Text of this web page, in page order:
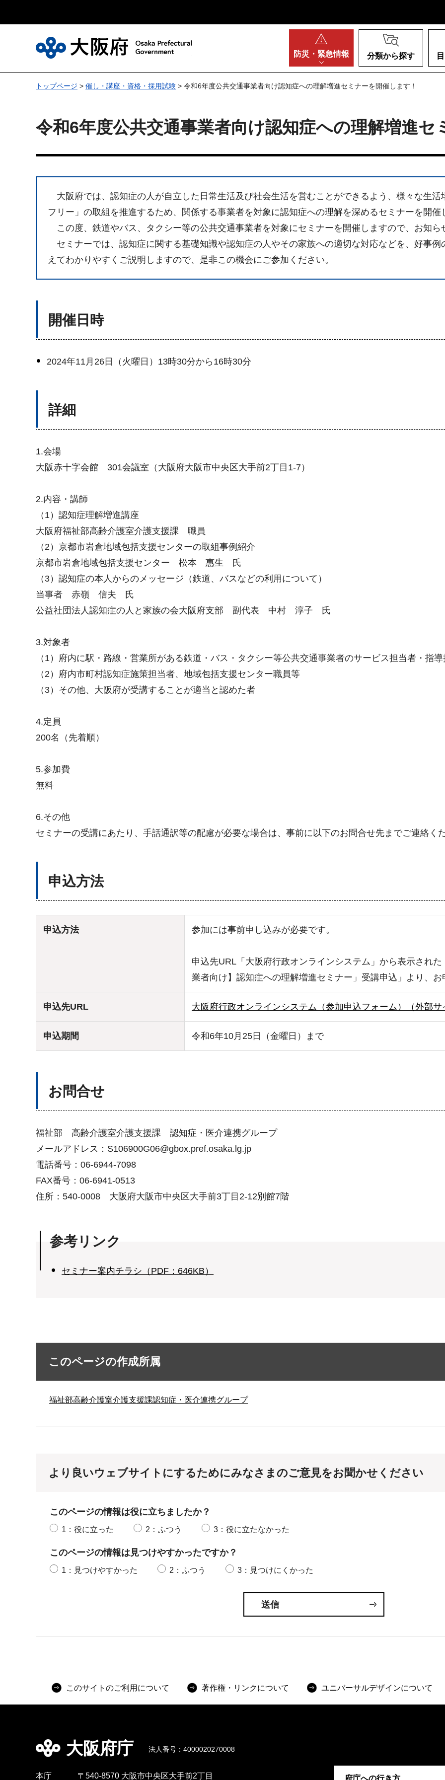
防災・ 緊急情報 分類から探す
トップページ > 催し・講座・資格・採用試験 > 令和6年度公共交通事業者向け認知症への理解増進セミナーを開催します！
令和6年度公共交通事業者向け認知症への理解増進セ
大阪府では、認知症の人が自立した日常生活及び社会生活を営むことができるよう、様々な生
フリー」の取組を推進するため、関係する事業者を対象に認知症への理解を深めるセミナーを開催
この度、鉄道やバス、タクシー等の公共交通事業者を対象にセミナーを開催しますので、お知ら
セミナーでは、認知症に関する基礎知識や認知症の人やその家族への適切な対応などを、好事
えてわかりやすくご説明しますので、是非この機会にご参加ください。
開催日時
2024年11月26日（火曜日）13時30分から16時30分
詳細
1.会場
大阪赤十字会館 301会議室（大阪府大阪市中央区大手前2丁目1-7）
2.内容・講師
（1）認知症理解増進講座
大阪府福祉部高齢介護室介護支援課 職員
（2）京都市岩倉地域包括支援センターの取組事例紹介
京都市岩倉地域包括支援センター 松本 惠生 氏
（3）認知症の本人からのメッセージ（鉄道、バスなどの利用について）
当事者 赤嶺 信夫 氏
公益社団法人認知症の人と家族の会大阪府支部 副代表 中村 淳子 氏
3.対象者
（1）府内に駅・路線・営業所がある鉄道・バス・タクシー等公共交通事業者のサービス担当者・指
（2）府内市町村認知症施策担当者、地域包括支援センター職員等
（3）その他、大阪府が受講することが適当と認めた者
4.定員
200名（先着順）
5.参加費
無料
6.その他
セミナーの受講にあたり、手話通訳等の配慮が必要な場合は、事前に以下のお問合せ先までご連絡く
申込方法
申込方法 参加には事前申し込みが必要です。
申込先URL「大阪府行政オンラインシステム」から表示され
業者向け】認知症への理解増進セミナー」受講申込」より、
申込先URL 大阪府行政オンラインシステム（参加申込フォーム）（外部
申込期間 令和6年10月25日（金曜日）まで
お問合せ
福祉部 高齢介護室介護支援課 認知症・医介連携グループ
メールアドレス：S106900G06@gbox.pref.osaka.lg.jp
電話番号：06-6944-7098
FAX番号：06-6941-0513
住所：540-0008 大阪府大阪市中央区大手前3丁目2-12別館7階
参考リンク
セミナー案内チラシ（PDF：646KB）
このページの作成所属
福祉部高齢介護室介護支援課認知症・医介連携グループ
より良いウェブサイトにするためにみなさまのご意見をお聞かせください
このページの情報は役に立ちましたか？
1：役に立った 2：ふつう 3：役に立たなかった
このページの情報は見つけやすかったですか？
1：見つけやすかった 2：ふつう 3：見つけにくかった
このサイトのご利用について 著作権・リンクについて ユニバーサルデザインについて
大阪府庁 法人番号：4000020270008
本庁 〒540-8570 大阪市中央区大手前2丁目 府庁への行き方